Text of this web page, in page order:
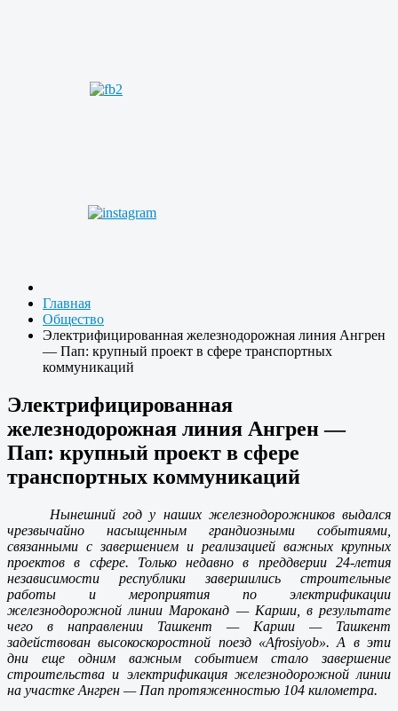
Главная
Общество
Электрифицированная железнодорожная линия Ангрен
— Пап: крупный проект в сфере транспортных
коммуникаций
Электрифицированная
железнодорожная линия Ангрен —
Пап: крупный проект в сфере
транспортных коммуникаций
Нынешний год у наших железнодорожников выдался
чрезвычайно насыщенным грандиозными событиями,
связанными с завершением и реализацией важных крупных
проектов в сфере. Только недавно в преддверии 24-летия
независимости республики завершились строительные
работы и мероприятия по электрификации
железнодорожной линии Мароканд — Карши, в результате
чего в направлении Ташкент — Карши — Ташкент
задействован высокоскоростной поезд «Afrosiyob». А в эти
дни еще одним важным событием стало завершение
строительства и электрификация железнодорожной линии
на участке Ангрен — Пап протяженностью 104 километра.